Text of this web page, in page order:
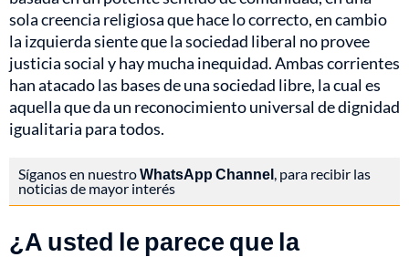
sola creencia religiosa que hace lo correcto, en cambio
la izquierda siente que la sociedad liberal no provee
justicia social y hay mucha inequidad. Ambas corrientes
han atacado las bases de una sociedad libre, la cual es
aquella que da un reconocimiento universal de dignidad
igualitaria para todos.
Síganos en nuestroWhatsApp Channel , para recibir las
noticias de mayor interés
¿A usted le parece que la